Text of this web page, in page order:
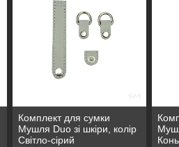
Комплект для сумки
Мушля Duo зі шкіри, колір
Світло-сірий